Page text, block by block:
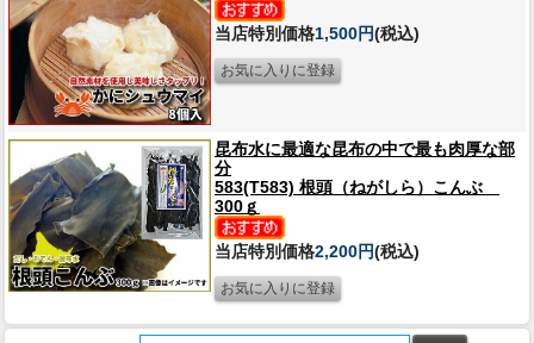
当店特別価格1,500円(税込)
昆布水に最適な昆布の中で最も肉厚な部
分
583(T583) 根頭（ねがしら）こんぶ
300ｇ
当店特別価格2,200円(税込)